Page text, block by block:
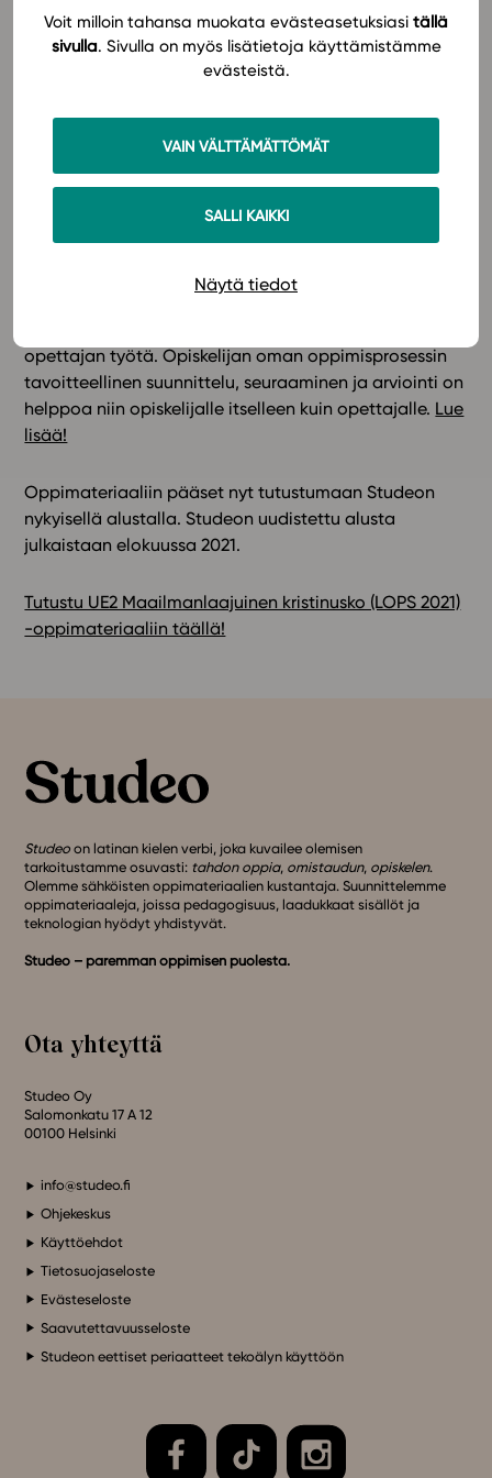
Voit milloin tahansa muokata evästeasetuksiasi tällä
sivulla. Sivulla on myös lisätietoja käyttämistämme
evästeistä.
VAIN VÄLTTÄMÄTTÖMÄT
SALLI KAIKKI
Näytä tiedot
perusteet ja elävä nykyaika tulevat tutuiksi.
Monenlaiset yksilölliset ja yhteisölliset tehtävät
rakentumista. Ne myös kannustavat opiskelijaa
katsomusten dialogiin ja keskusteluun ajankohtaisista
kristinuskoon liittyvistä kysymyksistä.
Studeon oppimateriaalien ominaisuuksien ansiosta
vuorovaikutuksessa toisten kanssa monenlaisten
opettajan työtä. Opiskelijan oman oppimisprosessin
tavoitteellinen suunnittelu, seuraaminen ja arviointi on
helppoa niin opiskelijalle itselleen kuin opettajalle. Lue
lisää!
Oppimateriaaliin pääset nyt tutustumaan Studeon
nykyisellä alustalla. Studeon uudistettu alusta
julkaistaan elokuussa 2021.
Tutustu UE2 Maailmanlaajuinen kristinusko (LOPS 2021)
-oppimateriaaliin täällä!
Studeo on latinan kielen verbi, joka kuvailee olemisen
tarkoitustamme osuvasti: tahdon oppia, omistaudun, opiskelen.
Olemme sähköisten oppimateriaalien kustantaja. Suunnittelemme
oppimateriaaleja, joissa pedagogisuus, laadukkaat sisällöt ja
teknologian hyödyt yhdistyvät.
Studeo – paremman oppimisen puolesta.
Ota yhteyttä
Studeo Oy
Salomonkatu 17 A 12
00100 Helsinki
info@studeo.fi
Ohjekeskus
Käyttöehdot
Tietosuojaseloste
Evästeseloste
Saavutettavuusseloste
Studeon eettiset periaatteet tekoälyn käyttöön